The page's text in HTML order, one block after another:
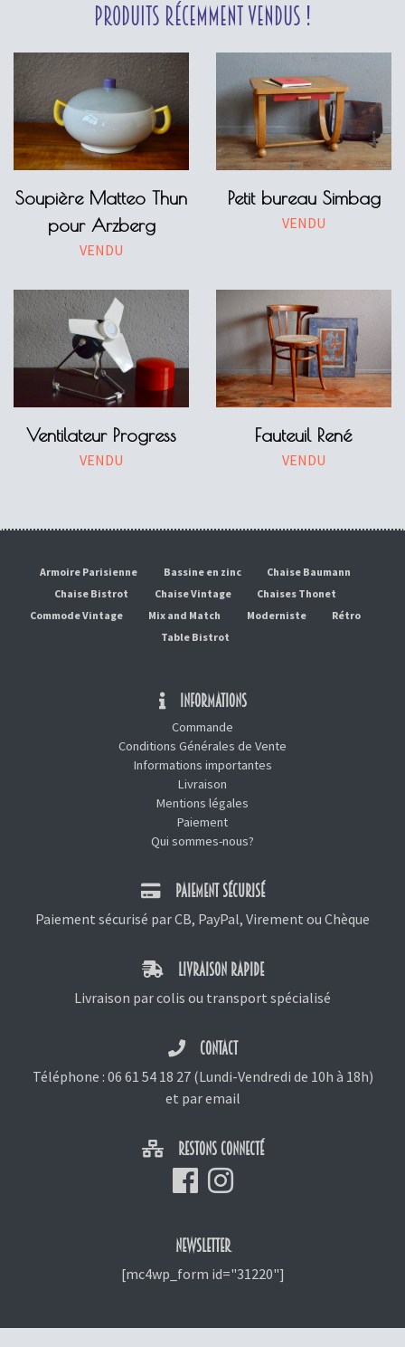
Produits récemment vendus !
Soupière Matteo Thun
pour Arzberg
VENDU
Petit bureau Simbag
VENDU
Ventilateur Progress
VENDU
Fauteuil René
VENDU
Armoire Parisienne Bassine en zinc
Chaise Baumann
Chaise Bistrot
Chaise Vintage
Chaises Thonet
Commode Vintage
Mix and Match Moderniste
Rétro
Table Bistrot
INFORMATIONS
Commande
Conditions Générales de Vente
Informations importantes
Livraison
Mentions légales
Paiement
Qui sommes-nous?
PAIEMENT SÉCURISÉ
Paiement sécurisé par CB, PayPal, Virement ou Chèque
LIVRAISON RAPIDE
Livraison par colis ou transport spécialisé
CONTACT
Téléphone : 06 61 54 18 27(Lundi-Vendredi de 10h à 18h)
et par email
RESTONS CONNECTÉ
NEWSLETTER
[mc4wp_form id="31220"]